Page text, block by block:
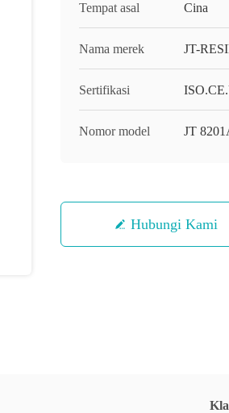
Tempat asal Cina
Nama merek JT-
Sertifikasi
Nomor model JT
Hubungi Kami